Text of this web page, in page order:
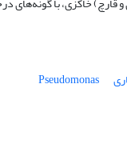
Pseudomonas